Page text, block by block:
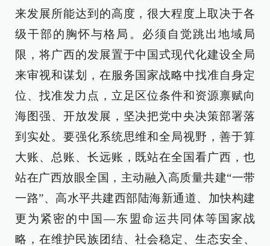
来发展所能达到的高度，很大程度上取决于各
级干部的胸怀与格局。必须自觉跳出地域局
限，将广西的发展置于中国式现代化建设全局
来审视和谋划，在服务国家战略中找准自身定
位、找准发力点，立足区位条件和资源禀赋向
海图强、开放发展，坚决把党中央决策部署落
到实处。要强化系统思维和全局视野，善于算
大账、总账、长远账，既站在全国看广西，也
站在广西放眼全国，主动融入高质量共建“一带
一路”、高水平共建西部陆海新通道、加快构建
更为紧密的中国—东盟命运共同体等国家战
略，在维护民族团结、社会稳定、生态安全、